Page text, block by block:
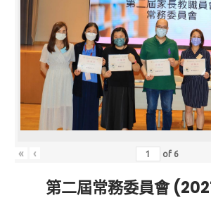
« ‹ of 6
第二屆常務委員會